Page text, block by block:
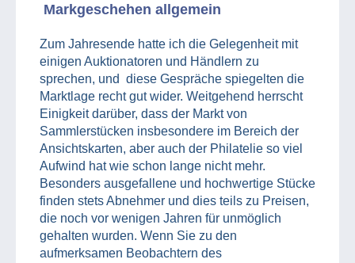
Markgeschehen allgemein
Zum Jahresende hatte ich die Gelegenheit mit
einigen Auktionatoren und Händlern zu
sprechen, und diese Gespräche spiegelten die
Marktlage recht gut wider. Weitgehend herrscht
Einigkeit darüber, dass der Markt von
Sammlerstücken insbesondere im Bereich der
Ansichtskarten, aber auch der Philatelie so viel
Aufwind hat wie schon lange nicht mehr.
Besonders ausgefallene und hochwertige Stücke
finden stets Abnehmer und dies teils zu Preisen,
die noch vor wenigen Jahren für unmöglich
gehalten wurden. Wenn Sie zu den
aufmerksamen Beobachtern des